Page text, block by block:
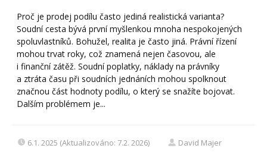
Proč je prodej podílu často jediná realistická varianta?
Soudní cesta bývá první myšlenkou mnoha nespokojených
spoluvlastníků. Bohužel, realita je často jiná. Právní řízení
mohou trvat roky, což znamená nejen časovou, ale
i finanční zátěž. Soudní poplatky, náklady na právníky
a ztráta času při soudních jednáních mohou spolknout
značnou část hodnoty podílu, o který se snažíte bojovat.
Dalším problémem je...
6.1. 2025 (Aktualizováno: 7.2. 2026) David Majer